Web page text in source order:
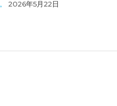
2026年5月22日